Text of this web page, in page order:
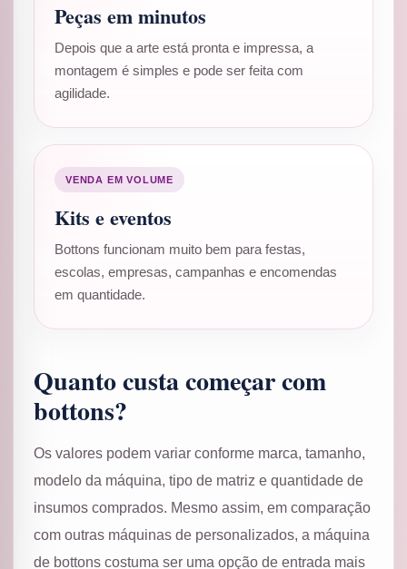
Peças em minutos
Depois que a arte está pronta e impressa, a
montagem é simples e pode ser feita com
agilidade.
VENDA EM VOLUME
Kits e eventos
Bottons funcionam muito bem para festas,
escolas, empresas, campanhas e encomendas
em quantidade.
Quanto custa começar com
bottons?
Os valores podem variar conforme marca, tamanho,
modelo da máquina, tipo de matriz e quantidade de
insumos comprados. Mesmo assim, em comparação
com outras máquinas de personalizados, a máquina
de bottons costuma ser uma opção de entrada mais